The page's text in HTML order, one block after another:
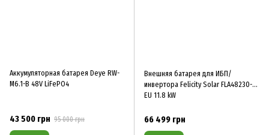
Аккумуляторная батарея Deye RW-
M6.1-B 48V LiFePO4
43 500 грн 95 000 грн
Внешняя батарея для ИБП/
инвертора Felicity Solar FLA48230-
EU 11.8 kW
66 499 грн